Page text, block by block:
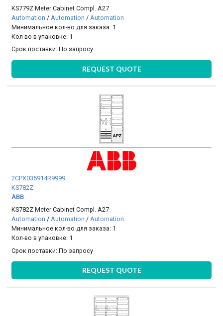
KS779Z Meter Cabinet Compl. A27
Automation / Automation / Automation
Минимальное кол-во для заказа: 1
Кол-во в упаковке: 1
Срок поставки:По запросу
REQUEST QUOTE
2CPX035914R9999
KS782Z
ABB
KS782Z Meter Cabinet Compl. A27
Automation /Automation /Automation
Минимальное кол-во для заказа: 1
Кол-во в упаковке: 1
Срок поставки:По запросу
REQUEST QUOTE